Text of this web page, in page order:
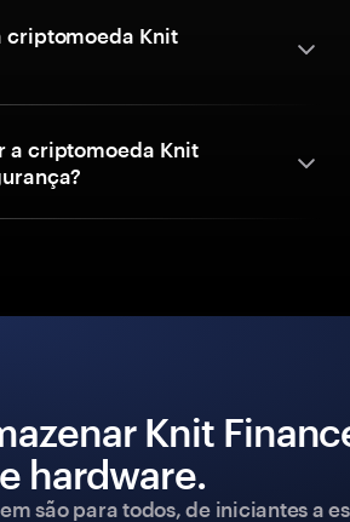
criptomoeda Knit
a criptomoeda Knit
Knit
hardware.
são para todos, de iniciantes a